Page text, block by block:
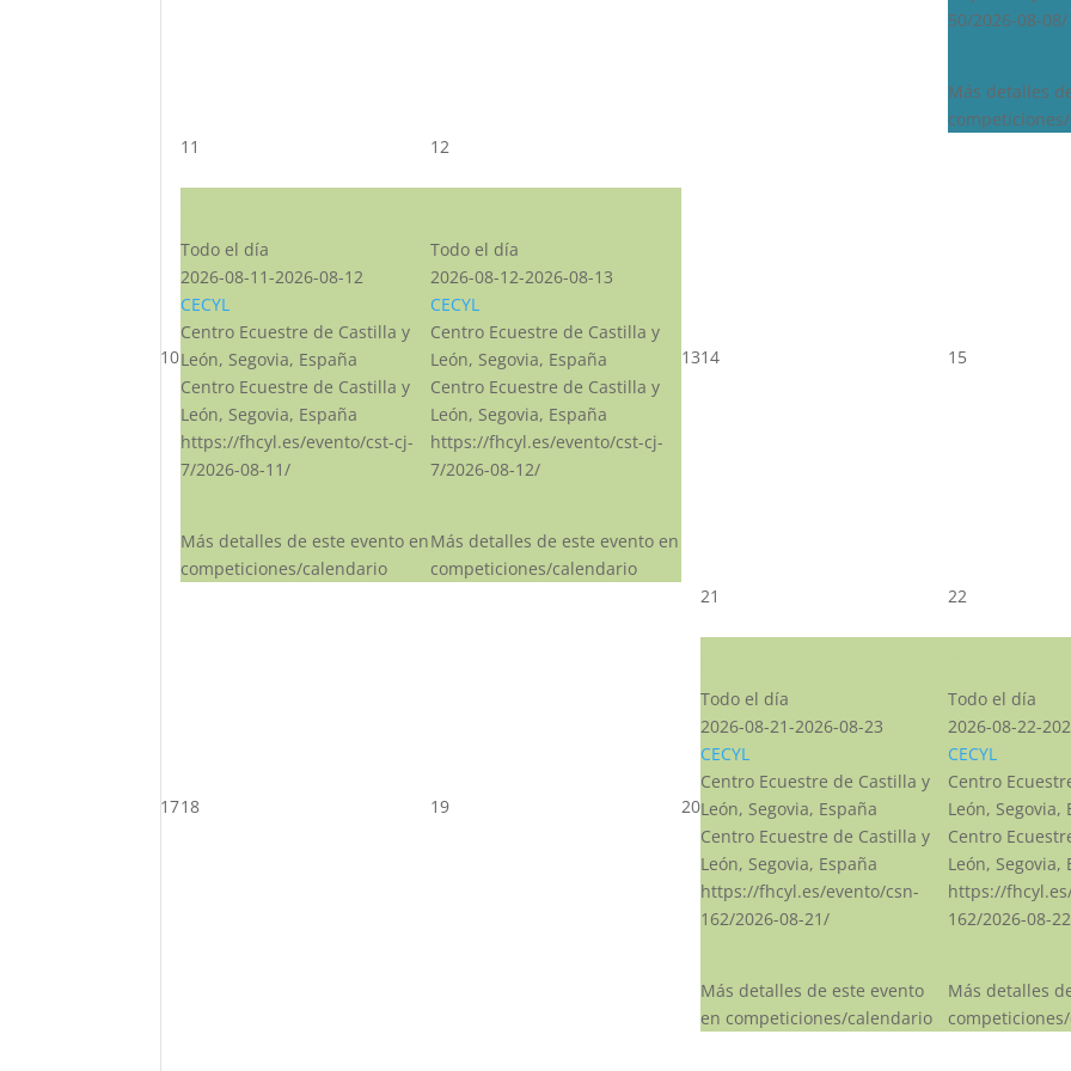
50/2026-08-08/
Más detalles
10
11
Todo el día
2026-08-11-2026-08-12
CECYL
Centro Ecuestre de Castilla y
León, Segovia, España
Centro Ecuestre de Castilla y
León, Segovia, España
https://fhcyl.es/evento/cst-cj-
7/2026-08-11/
Más detalles de este evento en
competiciones/calendario
12
Todo el día
2026-08-12-2026-08-13
CECYL
Centro Ecuestre de Castilla y
León, Segovia, España
Centro Ecuestre de Castilla y
León, Segovia, España
https://fhcyl.es/evento/cst-cj-
7/2026-08-12/
Más detalles de este evento en
competiciones/calendario
1314 15
1718 19 20
21
Todo el día
2026-08-21-2026-08-23
CECYL
Centro Ecuestre de Castilla y
León, Segovia, España
Centro Ecuestre de Castilla y
León, Segovia, España
https://fhcyl.es/evento/csn-
162/2026-08-21/
Más detalles de este evento
en competiciones/calendario
22
Todo el día
2026-08-22-
CECYL
Centro
León, Segovia,
Centro
León, Segovia,
https://
162/2026-08-
Más detalles